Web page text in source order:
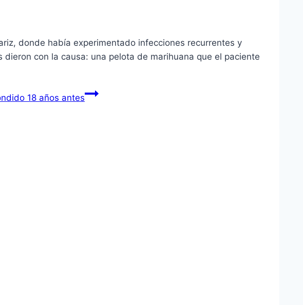
donde había experimentado infecciones recurrentes y
con la causa: una pelota de marihuana que el paciente
18 años antes